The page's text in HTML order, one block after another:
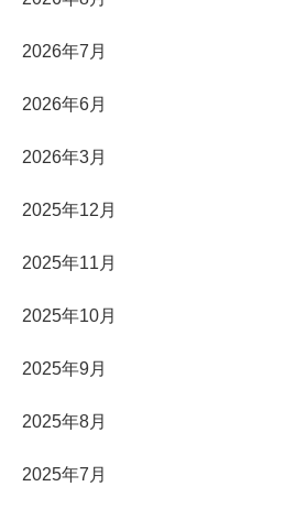
2026年7月
2026年6月
2026年3月
2025年12月
2025年11月
2025年10月
2025年9月
2025年8月
2025年7月